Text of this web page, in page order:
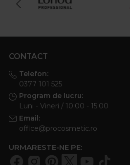
CONTACT
Telefon:
0377 101 525
Program de lucru:
Luni - Vineri / 10:00 - 15:00
Email:
office@procosmetic.ro
URMARESTE-NE PE: